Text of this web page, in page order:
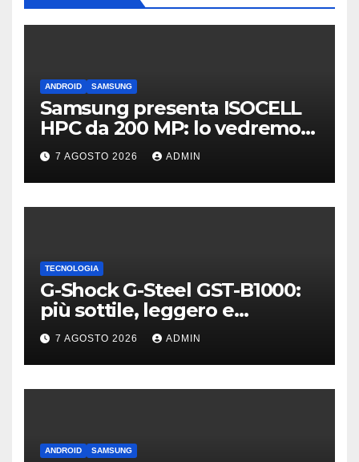
ANDROID SAMSUNG
Samsung presenta ISOCELL
HPC da 200 MP: lo vedremo
sui Galaxy S27?
7 AGOSTO 2026 ADMIN
TECNOLOGIA
G-Shock G-Steel GST-B1000:
più sottile, leggero e
connesso
7 AGOSTO 2026 ADMIN
ANDROID SAMSUNG